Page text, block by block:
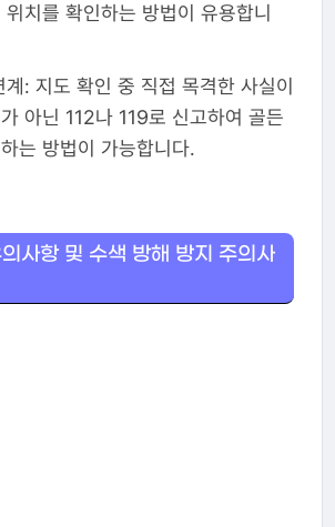
치를 확인하는 방법이 유용합니
: 지도 확인 중 직접 목격한 사실이
아닌 112나 119로 신고하여 골든
는 방법이 가능합니다.
사항 및 수색 방해 방지 주의사